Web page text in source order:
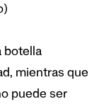
botella
mientras que
puede ser